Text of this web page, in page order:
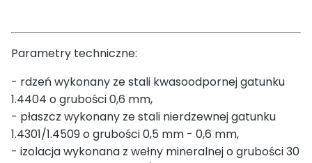
Parametry techniczne:
- rdzeń wykonany ze stali kwasoodpornej gatunku
1.4404 o grubości 0,6 mm,
- płaszcz wykonany ze stali nierdzewnej gatunku
1.4301/1.4509 o grubości 0,5 mm - 0,6 mm,
- izolacja wykonana z wełny mineralnej o grubości 30